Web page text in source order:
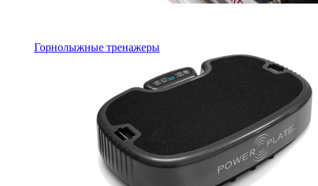
Горнолыжные тренажеры